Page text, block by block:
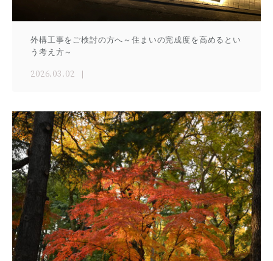
外構工事をご検討の方へ～住まいの完成度を高めるとい
う考え方～
2026.03.02